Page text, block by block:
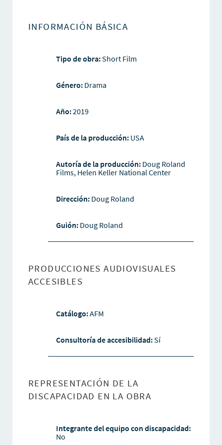
INFORMACIÓN BÁSICA
Tipo de obra:Short Film
Género:Drama
Año:2019
País de la producción: USA
Autoría de la producción: Doug Roland
Films, Helen Keller National Center
Dirección: Doug Roland
Guión: Doug Roland
PRODUCCIONES AUDIOVISUALES
ACCESIBLES
Catálogo:AFM
Consultoría de accesibilidad:Sí
REPRESENTACIÓN DE LA
DISCAPACIDAD EN LA OBRA
Integrante del equipo con discapacidad:
No